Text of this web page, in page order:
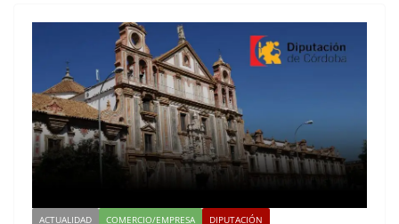
ACTUALIDAD COMERCIO/EMPRESA DIPUTACIÓN